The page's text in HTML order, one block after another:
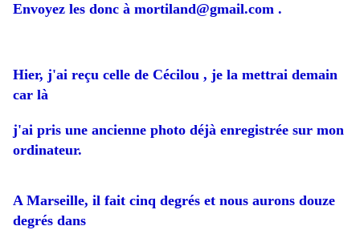
Envoyez les donc à mortiland@gmail.com .
Hier, j'ai reçu celle de Cécilou , je la mettrai demain
car là
j'ai pris une ancienne photo déjà enregistrée sur mon
ordinateur.
A Marseille, il fait cinq degrés et nous aurons douze
degrés dans